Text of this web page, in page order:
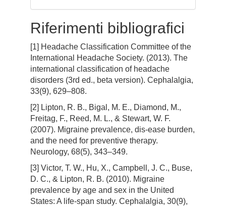
Riferimenti bibliografici
[1] Headache Classification Committee of the
International Headache Society. (2013). The
international classification of headache
disorders (3rd ed., beta version). Cephalalgia,
33(9), 629–808.
[2] Lipton, R. B., Bigal, M. E., Diamond, M.,
Freitag, F., Reed, M. L., & Stewart, W. F.
(2007). Migraine prevalence, dis-ease burden,
and the need for preventive therapy.
Neurology, 68(5), 343–349.
[3] Victor, T. W., Hu, X., Campbell, J. C., Buse,
D. C., & Lipton, R. B. (2010). Migraine
prevalence by age and sex in the United
States: A life-span study. Cephalalgia, 30(9),